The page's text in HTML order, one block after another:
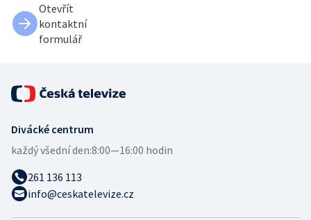
Otevřít
kontaktní
formulář
Divácké centrum
každý všední den:8:00—16:00 hodin
261 136 113
info@ceskatelevize.cz